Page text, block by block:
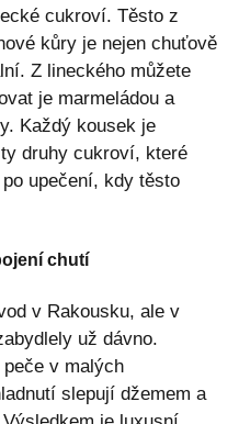
cukroví. Těsto z
kůry je nejen chuťově
Z lineckého můžete
je marmeládou a
Každý kousek je
druhy cukroví, které
upečení, kdy těsto
chutí
v Rakousku, ale v
už dávno.
v malých
slepují džemem a